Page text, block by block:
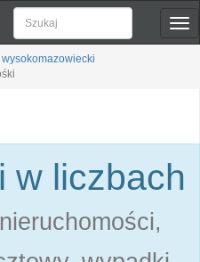
wysokomazowiecki
w liczbach